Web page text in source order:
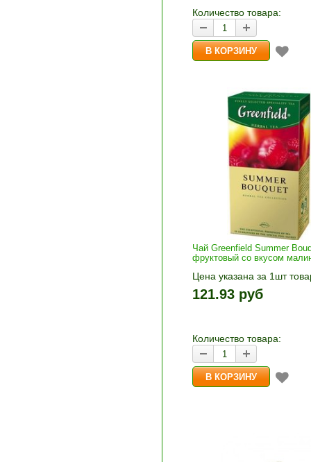
Количество товара:
Чай Greenfield Summer
фруктовый со вкусом
Цена указана за 1шт
1шт прибавляется
и «-». Выберите нужное
121.93 руб
Количество товара: